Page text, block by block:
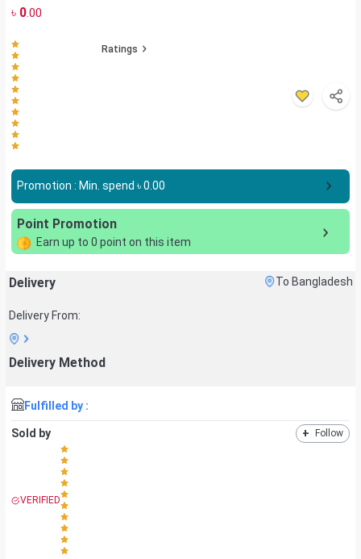
৳ 0.00
Ratings
Promotion : Min. spend ৳0.00
Point Promotion
Earn up to 0 point on this item
Delivery To Bangladesh
Delivery From:
Delivery Method
Fulfilled by :
Sold by + Follow
VERIFIED